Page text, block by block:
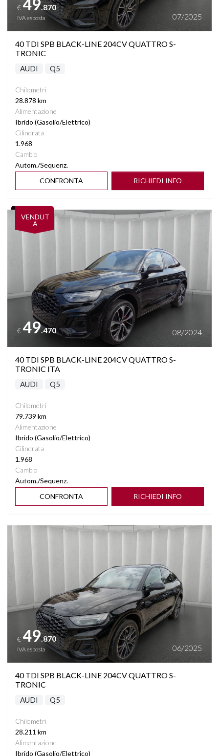
€49.870
IVA esposta 07/2025
40 TDI SPB BLACK-LINE 204CV QUATTRO S-
TRONIC
AUDI Q5
Chilometri
28.878 km
Alimentazione
Ibrido (Gasolio/Elettrico)
Cilindrata
1.968
Cambio
Autom./Sequenz.
CONFRONTA
RICHIEDI INFO
VENDUT
A
Vedi dettagli
€49.470 08/2024
40 TDI SPB BLACK-LINE 204CV QUATTRO S-
TRONIC ITA
AUDI Q5
Chilometri
79.739 km
Alimentazione
Ibrido (Gasolio/Elettrico)
Cilindrata
1.968
Cambio
Autom./Sequenz.
CONFRONTA
RICHIEDI INFO
Vedi dettagli
€49.870
IVA esposta 06/2025
40 TDI SPB BLACK-LINE 204CV QUATTRO S-
TRONIC
AUDI Q5
Chilometri
28.211 km
Alimentazione
Ibrido (Gasolio/Elettrico)